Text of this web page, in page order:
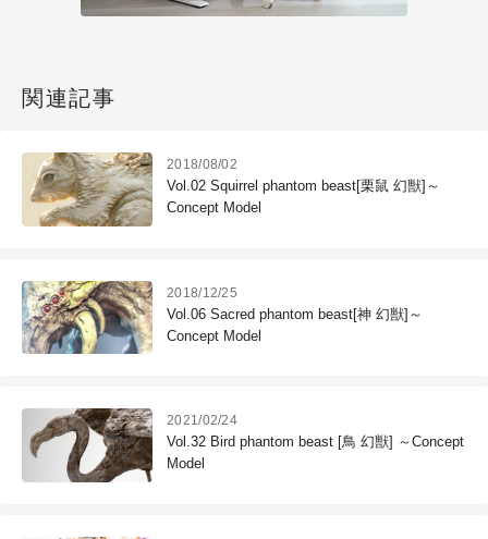
関連記事
2018/08/02
Vol.02 Squirrel phantom beast[栗鼠 幻獣]～
Concept Model
2018/12/25
Vol.06 Sacred phantom beast[神 幻獣]～
Concept Model
2021/02/24
Vol.32 Bird phantom beast [鳥 幻獣] ～Concept
Model